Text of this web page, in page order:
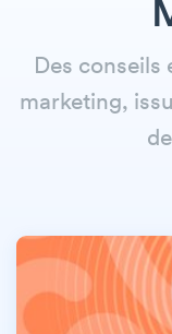
Des conseils
marketing,